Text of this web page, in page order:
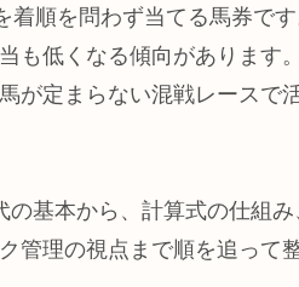
順を問わず当てる馬券で
も低くなる傾向があります
が定まらない混戦レースで
基本から、計算式の仕組
管理の視点まで順を追って